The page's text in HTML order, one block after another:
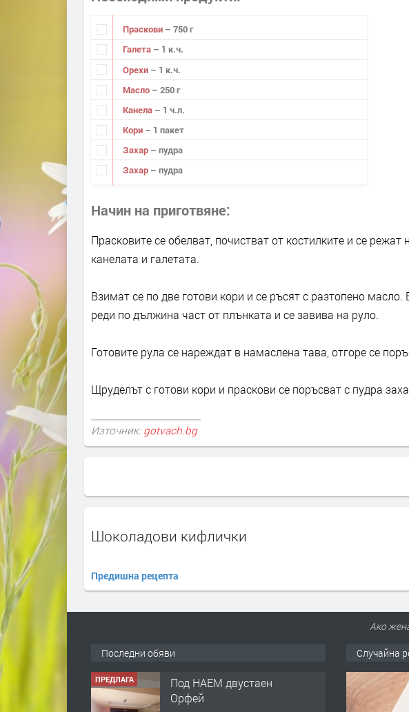
Праскови – 750 г
Галета – 1 к.ч.
Орехи – 1 к.ч.
Масло – 250 г
Канела – 1 ч.л.
Кори – 1 пакет
Захар – пудра
Захар – пудра
Начин на приготвяне
Прасковите се обелват, почистват от костилките и се
канелата и галетата.
Взимат се по две готови кори и се ръсят с разтопено
реди по дължина част от плънката и се завива на руло.
Готовите рула се нареждат в намаслена тава, отгоре се
Щруделът с готови кори и праскови се поръсват с пудра
Източник: gotvach.bg
Шоколадови кифлички
Предишна рецепта
Ако
Последни обяви
ПРЕДЛАГА
Под НАЕМ двустаен
Орфей
Случайна